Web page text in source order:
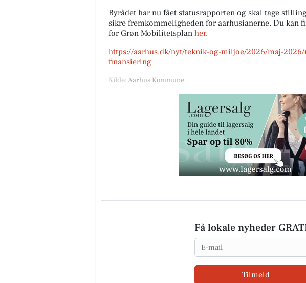
Byrådet har nu fået statusrapporten og skal tage
sikre fremkommeligheden for aarhusianerne. Du kan
for Grøn Mobilitetsplan her.
https://aarhus.dk/nyt/teknik-og-miljoe/2026/maj-
finansiering
Kilde: Aarhus Kommune
Få lokale nyheder
Email
Tilmeld